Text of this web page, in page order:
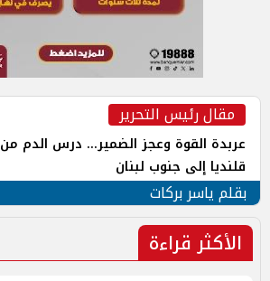
مقال رئيس التحرير
عربدة القوة وعجز الضمير... درس الدم من
قلنديا إلى جنوب لبنان
بقلم ياسر بركات
الأكثر قراءة